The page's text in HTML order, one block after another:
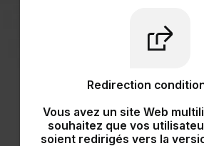
Redirection
Vous avez un site Web
souhaitez que vos
soient redirigés vers la